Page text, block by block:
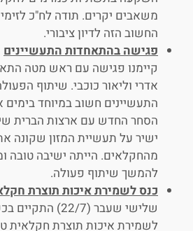
משאבים יקרים. תודה לח"כ
החשוב הזה לדיון ציבורי.
פגישה בהתאחדות התעשיינים
קיימנו פגישה עם ראש מטה
אדרי וליאור כוכבי. שיתוף
התעשיינים חשוב במיוחד
הסחר החדש עם ארצות הברית
ישיר על תעשיית המזון שקונה
מהחקלאים. הייתה ישיבה טובה
להמשך שיתוף פעולה.
כנס לשמירת איכות תוצרת
שלישי שעבר (22/
לשמירת איכות תוצרת חקלאית